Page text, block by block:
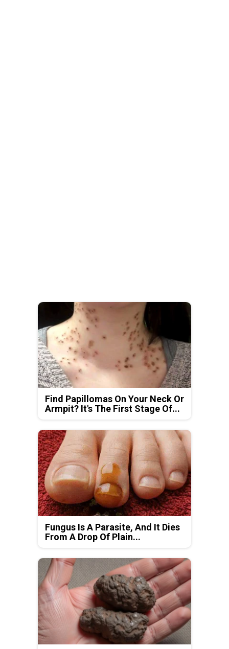
Find Papillomas On Your Neck Or
Armpit? It's The First Stage Of...
Fungus Is A Parasite, And It Dies
From A Drop Of Plain...